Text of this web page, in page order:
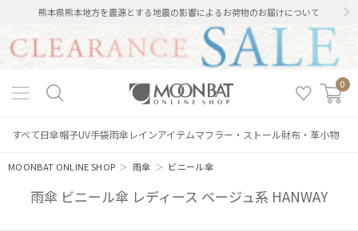
熊本県熊本地方を震源とする地震の影響によるお荷物のお届けについて
0
すべて日傘帽子UV手袋雨傘 レインアイテムマフラー・ストール財布・革小物
MOONBAT ONLINE SHOP ＞雨傘 ＞ ビニール傘
雨傘 ビニール傘 レディース ベージュ系 HANWAY